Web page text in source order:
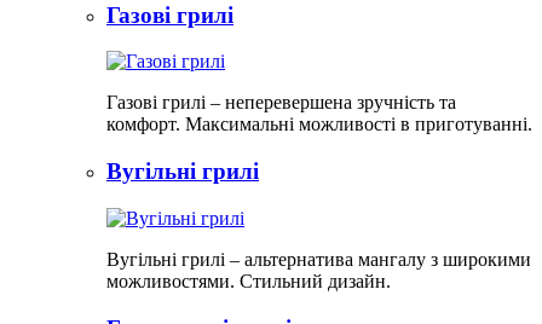
Газові грилі
Газові грилі – неперевершена зручність та
комфорт. Максимальні можливості в приготуванні.
Вугільні грилі
Вугільні грилі – альтернатива мангалу з широкими
можливостями. Стильний дизайн.